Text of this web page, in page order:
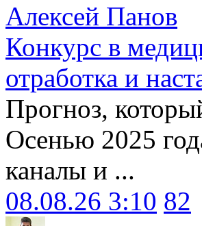
Алексей Панов
Конкурс в
отработка и
Прогноз,
Осенью 2025
каналы и ...
08.08.26 3:10 82